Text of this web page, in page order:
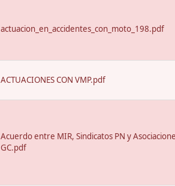
actuacion_en_accidentes_con_moto_198.pdf
ACTUACIONES CON VMP.pdf
Acuerdo entre MIR, Sindicatos PN y
GC.pdf